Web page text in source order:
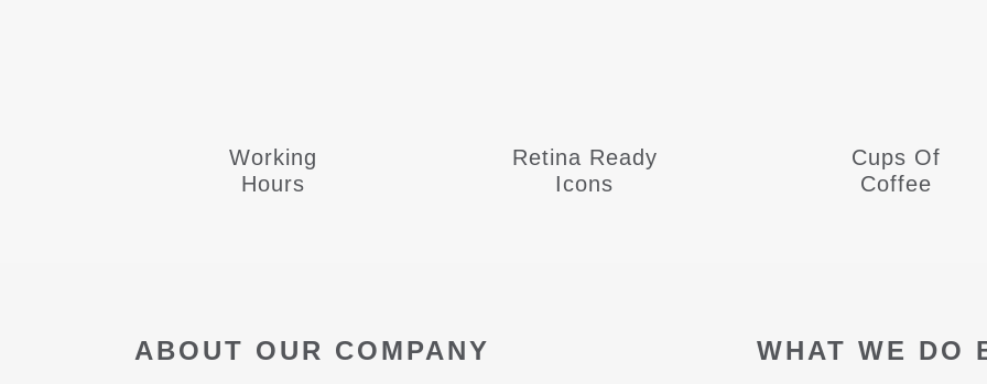
Working
Hours
Retina Ready
Icons
Cups Of
Coffee
ABOUT OUR COMPANY WHAT WE DO